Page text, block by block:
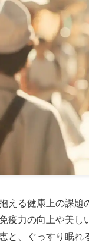
える健康上の課
疫力の向上や美
と、ぐっすり眠